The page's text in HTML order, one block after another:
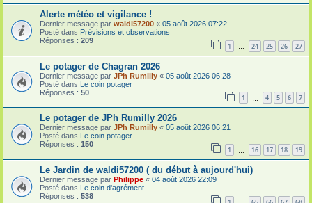
Alerte météo et vigilance !
Dernier message par waldi57200 « 05 août 2026 07:22
Posté dans Prévisions et observations
Réponses : 209
1 … 24 25 26 27
Le potager de Chagran 2026
Dernier message par JPh Rumilly « 05 août 2026 06:28
Posté dans Le coin potager
Réponses : 50
1 4 5 6 7
Le potager de JPh Rumilly 2026
Dernier message par JPh Rumilly « 05 août 2026 06:21
Posté dans Le coin potager
Réponses : 150
1 16 17 18 19
Le Jardin de waldi57200 ( du début à aujourd'hui)
Dernier message par Philippe « 04 août 2026 22:09
Posté dans Le coin d'agrément
Réponses : 538